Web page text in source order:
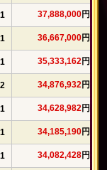
37,888,000円
36,667,000円
35,333,162円
34,876,932円
34,628,982円
34,185,190円
34,082,428円